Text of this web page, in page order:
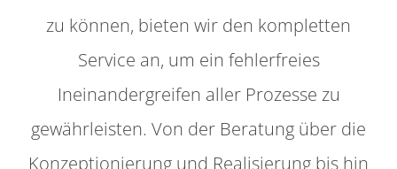
zu können, bieten wir den kompletten
Service an, um ein fehlerfreies
Ineinandergreifen aller Prozesse zu
gewährleisten. Von der Beratung über die
Konzeptionierung und Realisierung bis hin